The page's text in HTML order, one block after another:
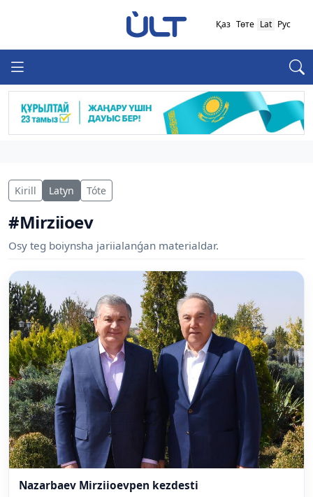
Қаз Төте Lat Рус
Kirill Latyn Tóte
#Mirziioev
Osy teg boiynsha jariialanǵan materialdar.
Nazarbaev Mirziioevpen kezdesti